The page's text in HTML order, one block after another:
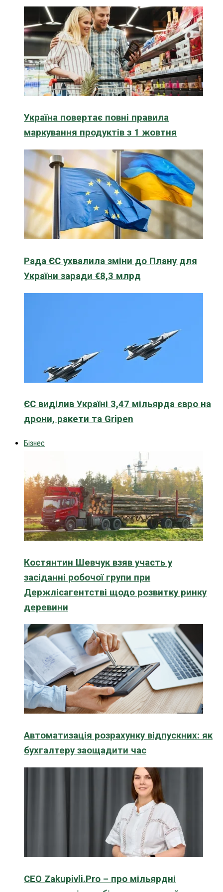
Україна повертає повні правила
маркування продуктів з 1 жовтня
Рада ЄС ухвалила зміни до Плану для
України заради €8,3 млрд
ЄС виділив Україні 3,47 мільярда євро на
дрони, ракети та Gripen
Бізнес
Костянтин Шевчук взяв участь у
засіданні робочої групи при
Держлісагентстві щодо розвитку ринку
деревини
Автоматизація розрахунку відпускних: як
бухгалтеру заощадити час
CEO Zakupivli.Pro – про мільярдні